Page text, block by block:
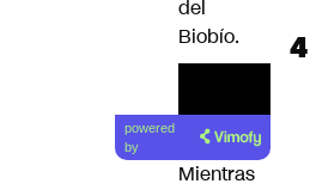
del
Biobío.
powered
by
Mientras